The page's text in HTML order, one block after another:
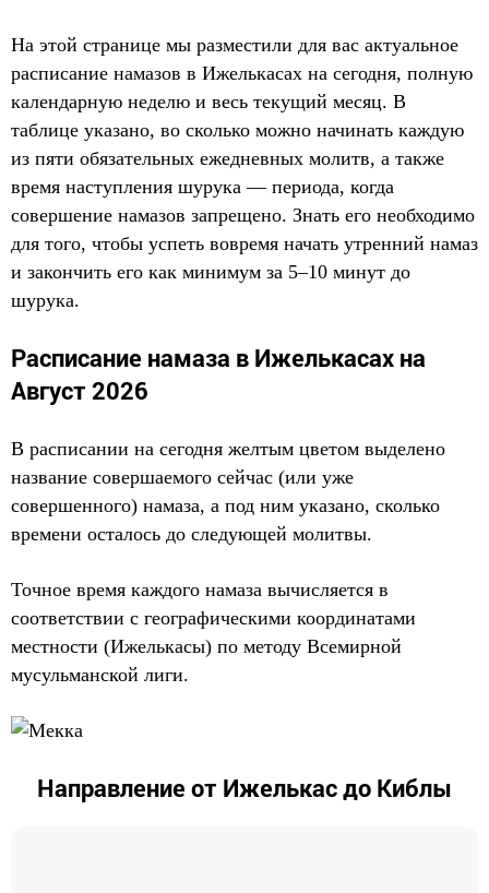
На этой странице мы разместили для вас актуальное
расписание намазов в Ижелькасах на сегодня, полную
календарную неделю и весь текущий месяц. В
таблице указано, во сколько можно начинать каждую
из пяти обязательных ежедневных молитв, а также
время наступления шурука — периода, когда
совершение намазов запрещено. Знать его необходимо
для того, чтобы успеть вовремя начать утренний намаз
и закончить его как минимум за 5–10 минут до
шурука.
Расписание намаза в Ижелькасах на
Август 2026
В расписании на сегодня желтым цветом выделено
название совершаемого сейчас (или уже
совершенного) намаза, а под ним указано, сколько
времени осталось до следующей молитвы.
Точное время каждого намаза вычисляется в
соответствии с географическими координатами
местности (Ижелькасы) по методу Всемирной
мусульманской лиги.
Направление от Ижелькас до Киблы